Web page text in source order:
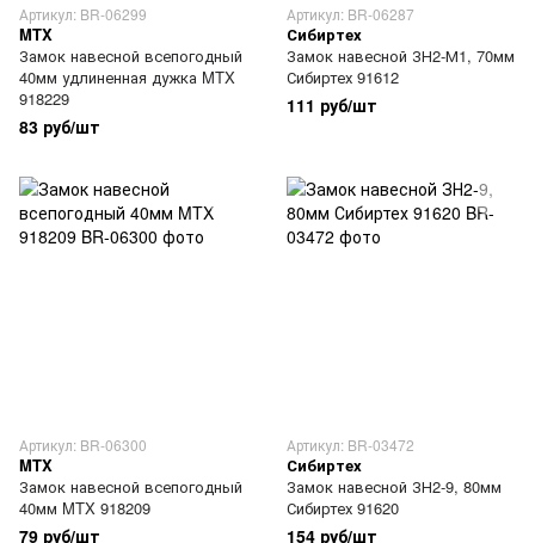
Артикул: BR-06299
MTX
Замок навесной всепогодный
40мм удлиненная дужка MTX
918229
83 руб/шт
Артикул: BR-06287
Сибиртех
Замок навесной ЗН2-М1, 70мм
Сибиртех 91612
111 руб/шт
Артикул: BR-06300
MTX
Замок навесной всепогодный
40мм MTX 918209
79 руб/шт
Артикул: BR-03472
Сибиртех
Замок навесной ЗН2-9, 80мм
Сибиртех 91620
154 руб/шт